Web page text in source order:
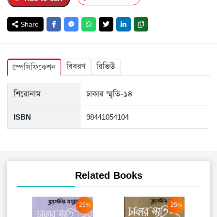
Share
স্পেসিফিকেশন বিবরণ রিভিউ
শিরোনাম ঢাকার স্মৃতি-১৪
ISBN 98441054104
Related Books
25% 25%